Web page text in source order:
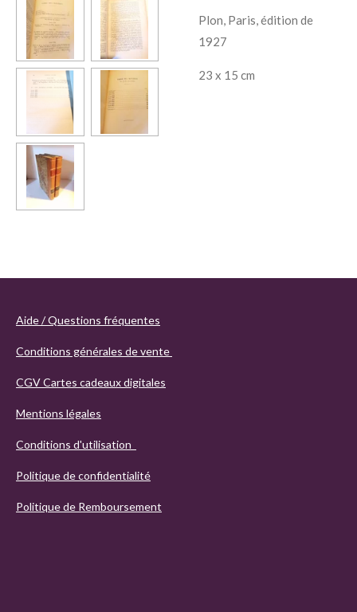
Plon, Paris, édition de
1927
23 x 15 cm
Aide / Questions fréquentes
Conditions générales de vente
CGV Cartes cadeaux digitales
Mentions légales
Conditions d'utilisation
Politique de confidentialité
Politique de Remboursement